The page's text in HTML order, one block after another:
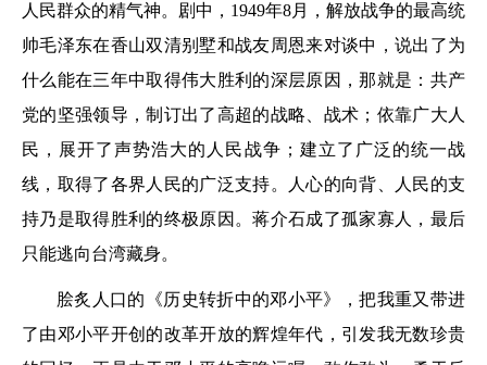
人民群众的精气神。剧中，1949年8月，解放战争的最高统
帅毛泽东在香山双清别墅和战友周恩来对谈中，说出了为
什么能在三年中取得伟大胜利的深层原因，那就是：共产
党的坚强领导，制订出了高超的战略、战术；依靠广大人
民，展开了声势浩大的人民战争；建立了广泛的统一战
线，取得了各界人民的广泛支持。人心的向背、人民的支
持乃是取得胜利的终极原因。蒋介石成了孤家寡人，最后
只能逃向台湾藏身。
脍炙人口的《历史转折中的邓小平》，把我重又带进
了由邓小平开创的改革开放的辉煌年代，引发我无数珍贵